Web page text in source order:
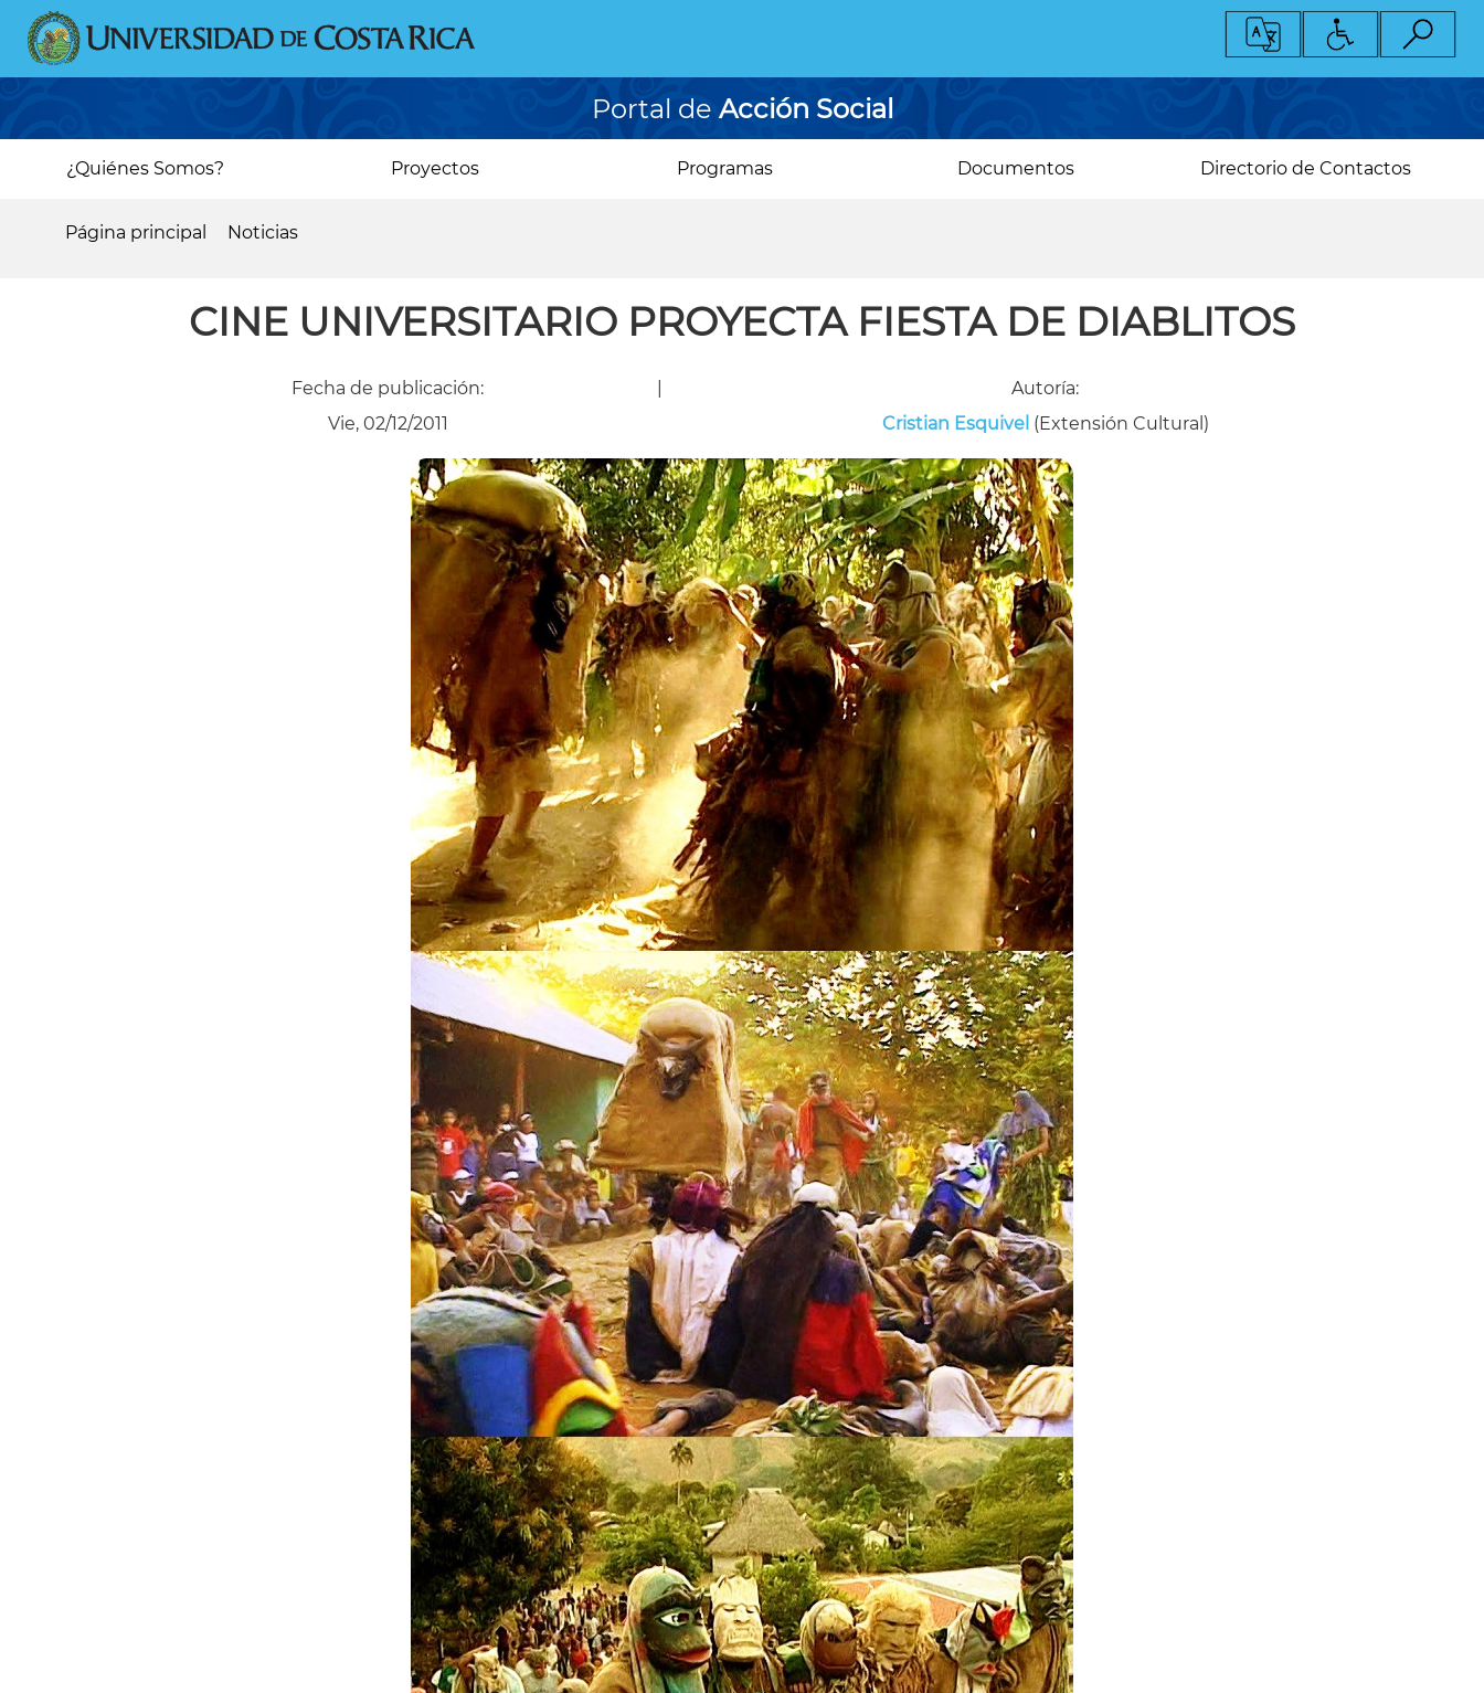
Pasar
contenido
principal
Portal de Acción Social
Main¿Quiénes Somos? Proyectos Programas Documentos Directorio de Contactos
Página principal Noticias
CINE UNIVERSITARIO PROYECTA FIESTA DE DIABLITOS
Fecha de publicación:
Vie, 02/12/2011
Autoría:
Cristian Esquivel (Extensión Cultural)